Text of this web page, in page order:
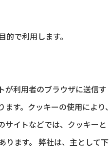
で利用します。
が利用者のブラウザに送信す
す。クッキーの使用により、
サイトなどでは、クッキーと
ります。 弊社は、主として下